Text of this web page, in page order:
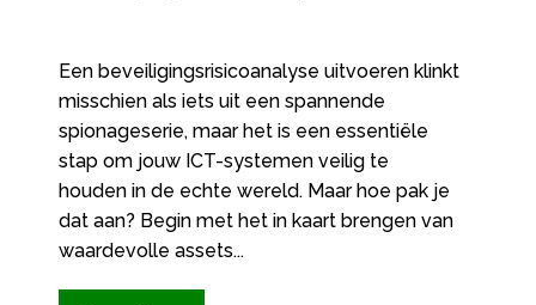
Een beveiligingsrisicoanalyse uitvoeren klinkt
misschien als iets uit een spannende
spionageserie, maar het is een essentiële
stap om jouw ICT-systemen veilig te
houden in de echte wereld. Maar hoe pak je
dat aan? Begin met het in kaart brengen van
waardevolle assets...